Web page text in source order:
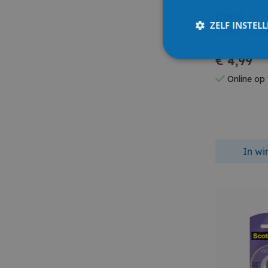
Itotal
€ 4,99
Online
In
ZELF